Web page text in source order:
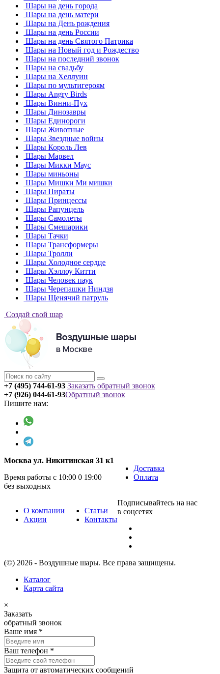
Шары на день города
Шары на день матери
Шары на День рождения
Шары на день России
Шары на день Святого Патрика
Шары на Новый год и Рождество
Шары на последний звонок
Шары на свадьбу
Шары на Хеллуин
Шары по мультигероям
Шары Angry Birds
Шары Винни-Пух
Шары Динозавры
Шары Единороги
Шары Животные
Шары Звездные войны
Шары Король Лев
Шары Марвел
Шары Микки Маус
Шары миньоны
Шары Мишки Ми мишки
Шары Пираты
Шары Принцессы
Шары Рапунцель
Шары Самолеты
Шары Смешарики
Шары Тачки
Шары Трансформеры
Шары Тролли
Шары Холодное сердце
Шары Хэллоу Китти
Шары Человек паук
Шары Черепашки Ниндзя
Шары Щенячий патруль
Создай свой шар
+7 (495) 744-61-93 Заказать обратный звонок
+7 (926) 044-61-93
Пишите нам:
Обратный звонок
Москва ул. Никитинская 31 к1
Время работы с 10:00 0 19:00
без выходных
Доставка
Оплата
О компании
Акции
Статьи
Контакты
Подписывайтесь на нас
в соцсетях
(©) 2026 - Воздушные шары. Все права защищены.
Каталог
Карта сайта
×
Заказать
обратный звонок
Ваше имя *
Ваш телефон *
Защита от автоматических сообщений